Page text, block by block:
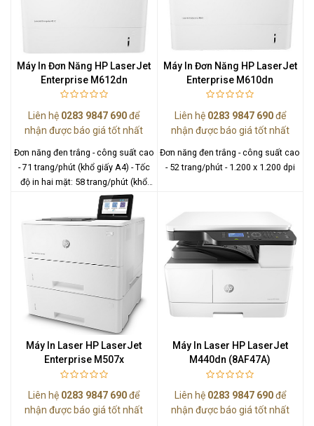
Máy In Đơn Năng HP LaserJet
Enterprise M612dn
Liên hệ 0283 9847 690để
nhận được báo giá tốt nhất
Đơn năng đen trắng - công suất cao
- 71 trang/phút (khổ giấy A4) - Tốc
độ in hai mặt: 58 trang/phút (khổ
giấy A4) - 1.200 x 1.200 dpi
Máy In Đơn Năng HP LaserJet
Enterprise M610dn
Liên hệ 0283 9847 690để
nhận được báo giá tốt nhất
Đơn năng đen trắng - công suất cao
- 52 trang/phút - 1.200 x 1.200 dpi
Máy In Laser HP LaserJet
Enterprise M507x
Liên hệ 0283 9847 690để
nhận được báo giá tốt nhất
Máy In Laser HP LaserJet
M440dn (8AF47A)
Liên hệ 0283 9847 690để
nhận được báo giá tốt nhất